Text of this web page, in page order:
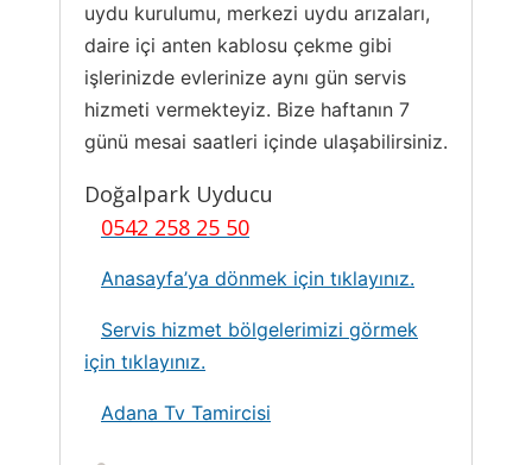
uydu kurulumu, merkezi uydu arızaları,
daire içi anten kablosu çekme gibi
işlerinizde evlerinize aynı gün servis
hizmeti vermekteyiz. Bize haftanın 7
günü mesai saatleri içinde ulaşabilirsiniz.
Doğalpark Uyducu
0542 258 25 50
Anasayfa’ya dönmek için tıklayınız.
Servis hizmet bölgelerimizi görmek
için tıklayınız.
Adana Tv Tamircisi